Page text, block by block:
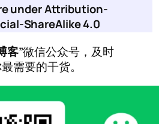
under Attribution-
ShareAlike 4.0
客”微信公众号，及时
需要的干货。